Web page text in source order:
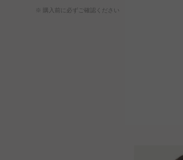
※ 購入前に必ずご確認ください